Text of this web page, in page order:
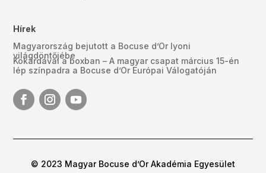
Hírek
Magyarország bejutott a Bocuse d’Or lyoni
világdöntőjébe
Kokárdával a boxban – A magyar csapat március 15-én
lép színpadra a Bocuse d’Or Európai Válogatóján
© 2023 Magyar Bocuse d’Or Akadémia Egyesület